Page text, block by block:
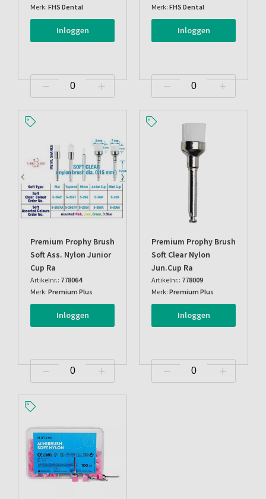
Merk: FHS Dental
Inloggen
Merk: FHS Dental
Inloggen
Premium Prophy Brush
Soft Ass. Nylon Junior
Cup Ra
Artikelnr.: 778064
Merk: Premium Plus
Inloggen
Premium Prophy Brush
Soft Clear Nylon
Jun.cup Ra
Artikelnr.: 778009
Merk: Premium Plus
Inloggen